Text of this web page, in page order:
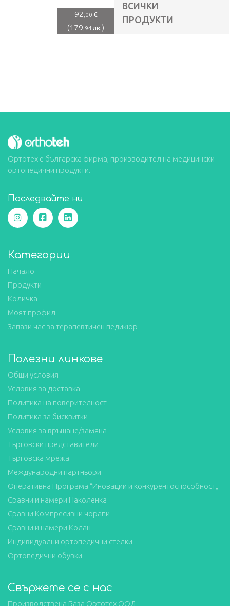
92 ,00 €
(179 ,94 лв.)
ВСИЧКИ
ПРОДУКТИ
Ортотех е българска фирма, производител на медицински
ортопедични продукти.
Последвайте ни
Категории
Начало
Продукти
Количка
Моят профил
Запази час за терапевтичен педикюр
Полезни линкове
Общи условия
Условия за доставка
Политика на поверителност
Политика за бисквитки
Условия за връщане/замяна
Търговски представители
Търговска мрежа
Международни партньори
Оперативна Програма “Иновации и конкурентоспособност„
Сравни и намери Наколенка
Сравни Компресивни чорапи
Сравни и намери Колан
Индивидуални ортопедични стелки
Ортопедични обувки
Свържете се с нас
Производствена База Ортотех ООД